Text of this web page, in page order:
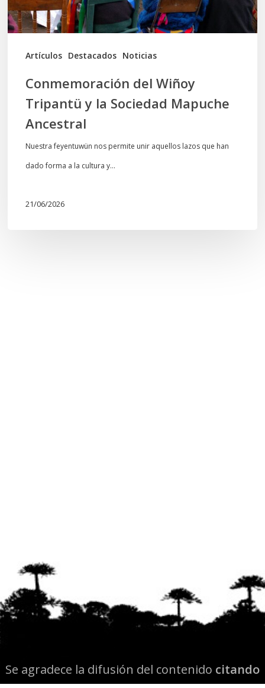
Artículos Destacados Noticias
Mapuche
Ancestral
Conmemoración del Wiñoy
Tripantü y la Sociedad Mapuche
Ancestral
Nuestra feyentuwün nos permite unir aquellos lazos que han
dado forma a la cultura y…
21/06/2026
Se agradece la difusión del contenido citando